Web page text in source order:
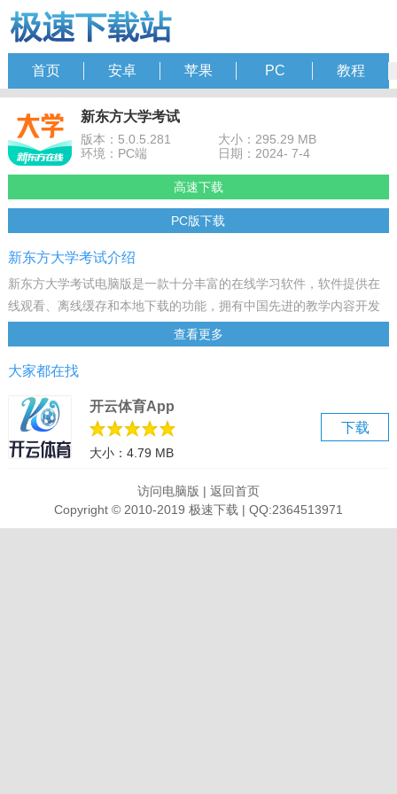
首页 安卓 苹果 PC 教程
新东方大学考试
版本：5.0.5.281
大小：295.29 MB
环境：PC端
日期：2024- 7-4
高速下载
PC版下载
新东方大学考试介绍
新东方大学考试电脑版是一款十分丰富的在线学习软件，软件提供在
线观看、离线缓存和本地下载的功能，拥有中国先进的教学内容开发
与制作团队，致力于为广大用户提供个性化、互动化、智能化的卓越
在线学习体验，欢迎有需要的同学来下载使用。
软件特色
1、离线看视频
视频知识点支持离线缓存，在新东方在线电脑版上可以随时随地学习
知识。再也不用担心网络，随时观看
2、倍速学习
视频倍速播放，了解学习，内容梗概，再详细学习
3、听课进度同步
打造云学习平台，所有课程进度跨平台同步，无缝衔接学习进度。
查看更多
大家都在找
下载
开云体育App
大小：4.79 MB
访问电脑版 | 返回首页
Copyright © 2010-2019 极速下载 | QQ:2364513971